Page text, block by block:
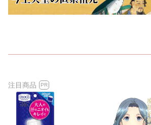
注目商品 PR